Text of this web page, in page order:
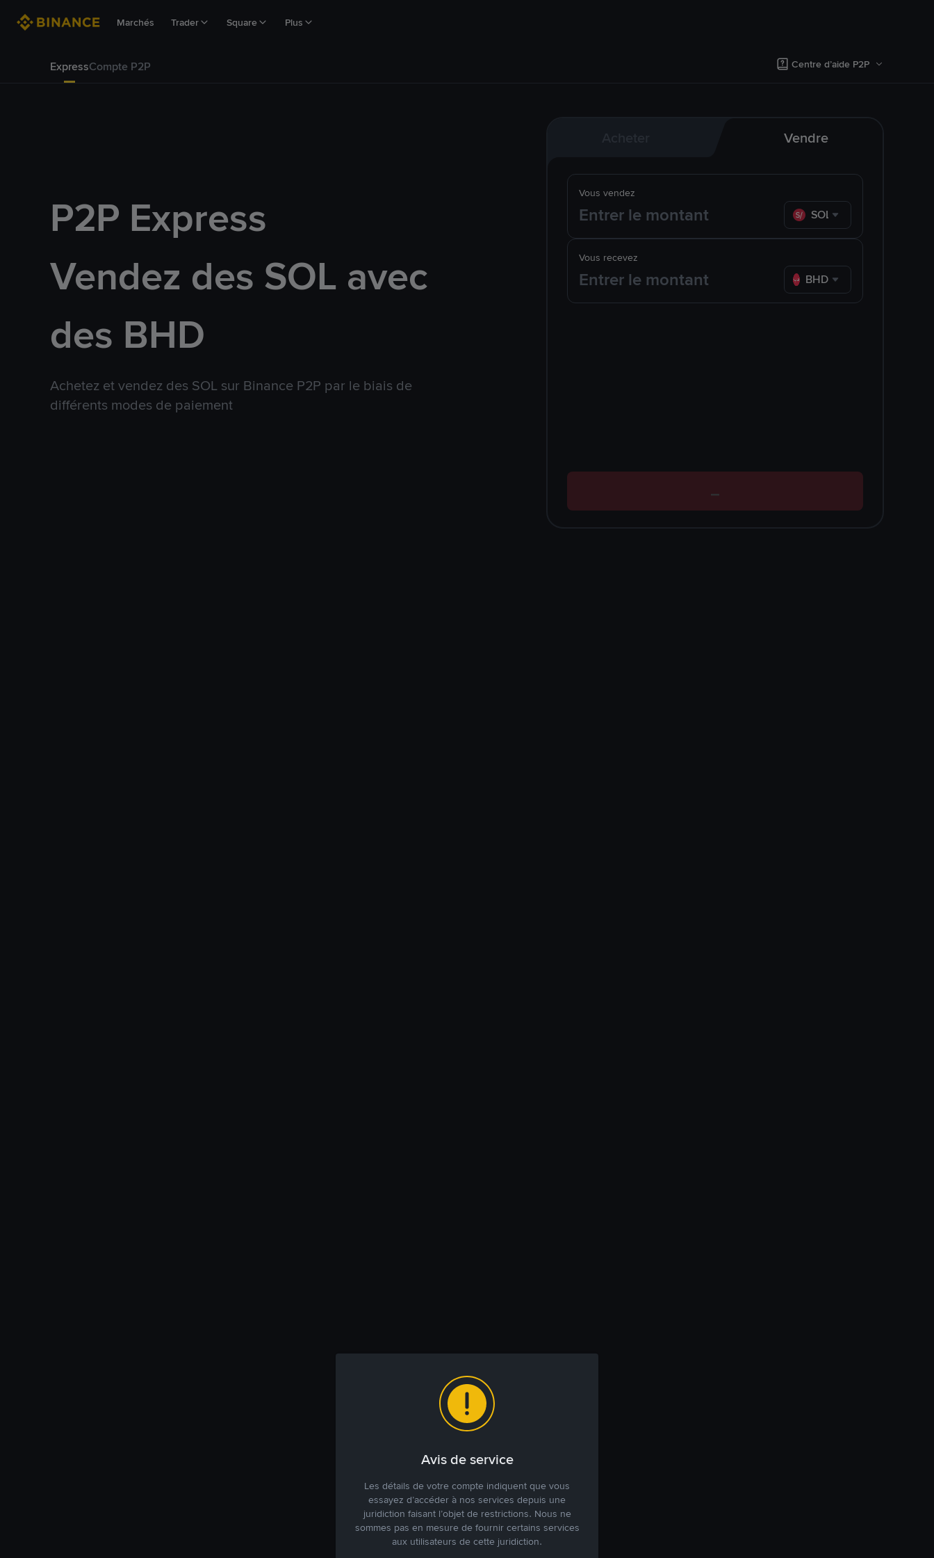
Marchés Trader Square Plus
ExpressCompte P2P Centre d’aide P2P
P2P Express
Vendez des SOL avec
des BHD
Achetez et vendez des SOL sur Binance P2P par le biais de
différents modes de paiement
Vendre
Vous recevez
BHD
Vous vendez
SOL
Avis de service
Les détails de votre compte indiquent que vous
essayez d’accéder à nos services depuis une
juridiction faisant l’objet de restrictions. Nous ne
sommes pas en mesure de fournir certains services
aux utilisateurs de cette juridiction.